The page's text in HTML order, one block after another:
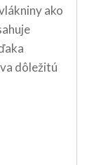
ako
dôležitú